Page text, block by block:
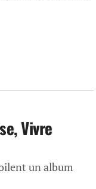
Vivre
un album